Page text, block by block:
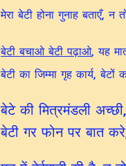
मेरा बेटी होना गुनाह बताएँ, न
बेटी बचाओ बेटी पढ़ाओ, यह
बेटी का जिम्मा गृह कार्य,
बेटे की मित्रमंडली
बेटी गर फोन पर बात